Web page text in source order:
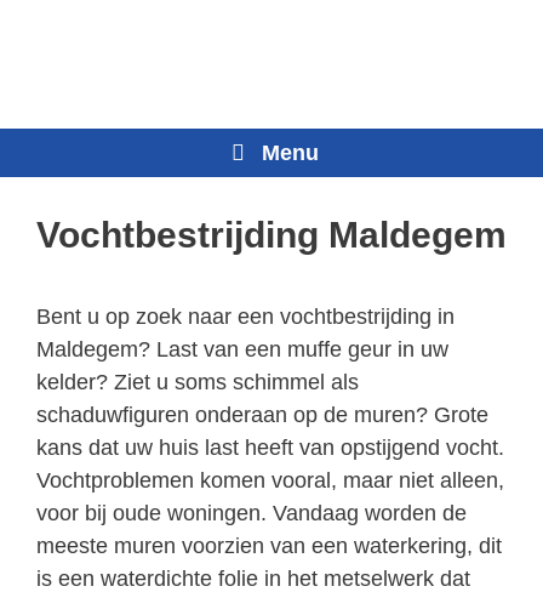
Menu
Vochtbestrijding Maldegem
Bent u op zoek naar een vochtbestrijding in
Maldegem? Last van een muffe geur in uw
kelder? Ziet u soms schimmel als
schaduwfiguren onderaan op de muren? Grote
kans dat uw huis last heeft van opstijgend vocht.
Vochtproblemen komen vooral, maar niet alleen,
voor bij oude woningen. Vandaag worden de
meeste muren voorzien van een waterkering, dit
is een waterdichte folie in het metselwerk dat